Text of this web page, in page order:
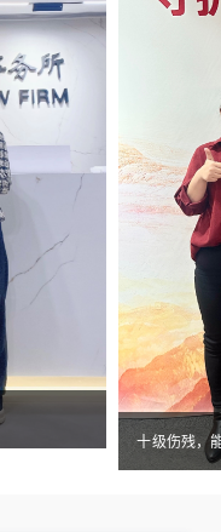
十级伤残，